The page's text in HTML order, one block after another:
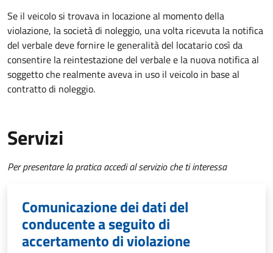
Se il veicolo si trovava in locazione al momento della
violazione, la società di noleggio, una volta ricevuta la notifica
del verbale deve fornire le generalità del locatario così da
consentire la reintestazione del verbale e la nuova notifica al
soggetto che realmente aveva in uso il veicolo in base al
contratto di noleggio.
Servizi
Per presentare la pratica accedi al servizio che ti interessa
Comunicazione dei dati del
conducente a seguito di
accertamento di violazione